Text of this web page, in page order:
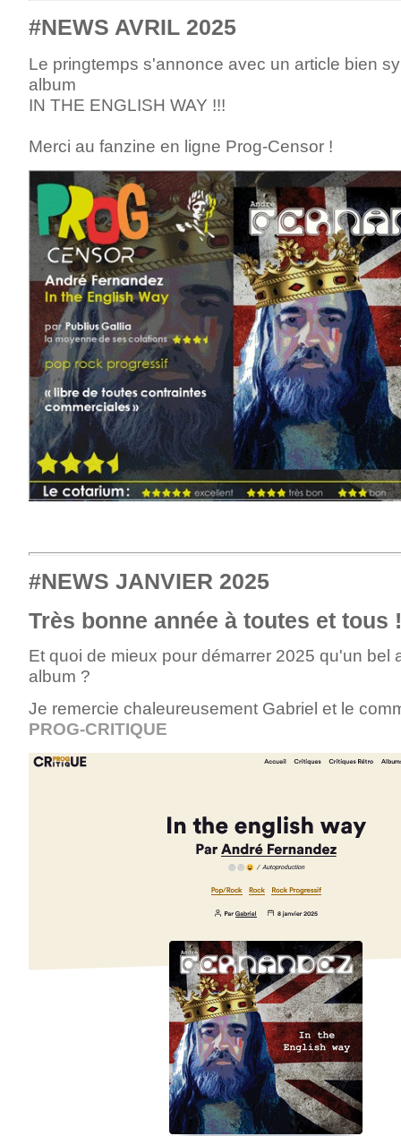
#NEWS AVRIL 2025
Le pringtemps s'annonce avec un article bien
album
IN THE ENGLISH WAY !!!
Merci au fanzine en ligne Prog-Censor !
#NEWS JANVIER 2025
Très bonne année à toutes et tous
Et quoi de mieux pour démarrer 2025 qu'un bel
album ?
Je remercie chaleureusement Gabriel et le
PROG-CRITIQUE